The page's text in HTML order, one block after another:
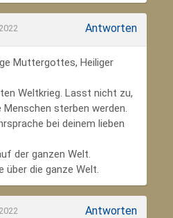
Antworten
Muttergottes, Heiliger
Weltkrieg. Lasst nicht zu,
sterben werden.
bei deinem lieben
der ganzen Welt.
über die ganze Welt.
Antworten